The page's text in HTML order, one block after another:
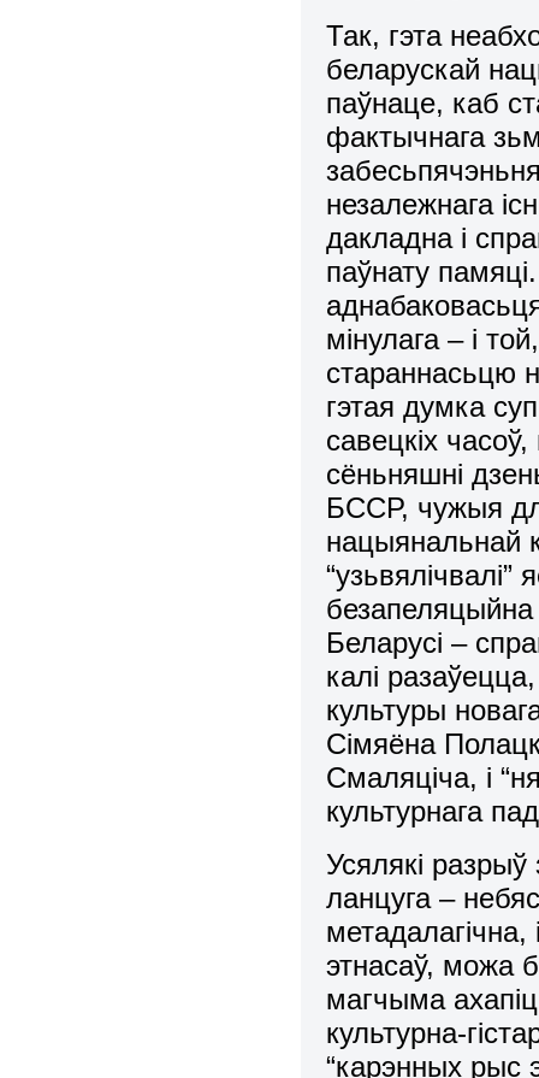
Так, гэта
беларускай
паўнаце, каб
фактычнага
незалежнага
дакладна і
паўнату
мінулага – і
стараннасьцю
гэтая думка
савецкіх
сёньняшні
БССР, чужыя
нацыянальнай
Беларусі –
калі
культуры
Сімяёна
Смаляціча, і
культурнага
Усялякі разрыў
ланцуга –
этнасаў, можа
магчыма
культурна-
“карэнных рыс